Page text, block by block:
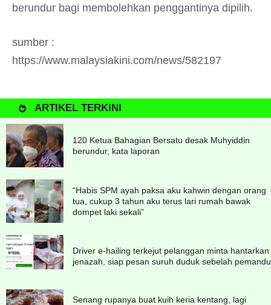
berundur bagi membolehkan penggantinya dipilih.
sumber :
https://www.malaysiakini.com/news/582197
ARTIKEL TERKINI
120 Ketua Bahagian Bersatu desak Muhyiddin
berundur, kata laporan
“Habis SPM ayah paksa aku kahwin dengan orang
tua, cukup 3 tahun aku terus lari rumah bawak
dompet laki sekali”
Driver e-hailing terkejut pelanggan minta hantarkan
jenazah, siap pesan suruh duduk sebelah pemandu
Senang rupanya buat kuih keria kentang, lagi